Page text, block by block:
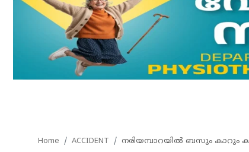
Home
HCN - CONNECT
LEAD NEWS
Home ACCIDENT നരിയമ്പാറയില്‍ ബസും കാറും